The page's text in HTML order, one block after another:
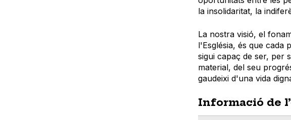
la insolidaritat, la
La nostra visió, el
l'Església, és que cada
sigui capaç de ser, per
material, del seu
gaudeixi d'una vida
Informació de